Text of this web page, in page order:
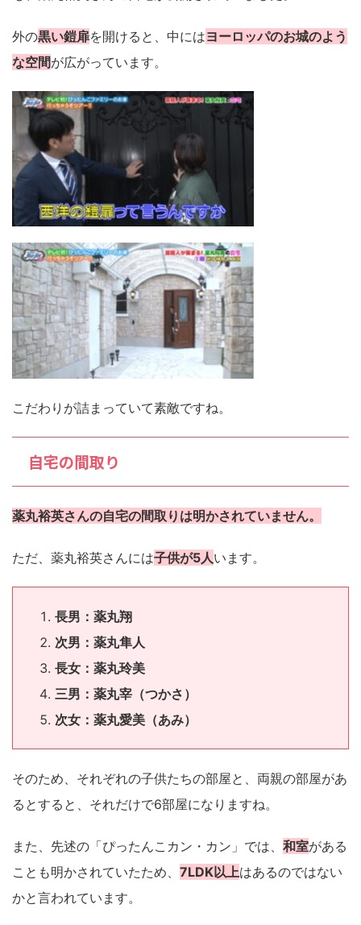
外の黒い鎧扉を開けると、中にはヨーロッパのお城のよう
な空間が広がっています。
こだわりが詰まっていて素敵ですね。
自宅の間取り
薬丸裕英さんの自宅の間取りは明かされていません。
ただ、薬丸裕英さんには子供が5人います。
長男：薬丸翔
次男：薬丸隼人
長女：薬丸玲美
三男：薬丸宰（つかさ）
次女：薬丸愛美（あみ）
そのため、それぞれの子供たちの部屋と、両親の部屋があ
るとすると、それだけで6部屋になりますね。
また、先述の「ぴったんこカン・カン」では、 和室がある
ことも明かされていたため、 7LDK以上はあるのではない
かと言われています。